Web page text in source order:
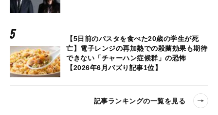
【5日前のパスタを食べた20歳の学生が死
亡】電子レンジの再加熱での殺菌効果も期待
できない「チャーハン症候群」の恐怖
【2026年6月バズり記事1位】
記事ランキングの一覧を見る